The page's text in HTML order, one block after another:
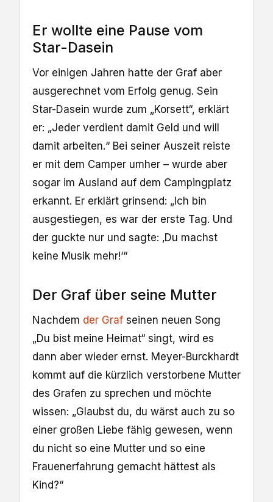
Er wollte eine Pause vom
Star-Dasein
Vor einigen Jahren hatte der Graf aber
ausgerechnet vom Erfolg genug. Sein
Star-Dasein wurde zum „Korsett“, erklärt
er: „Jeder verdient damit Geld und will
damit arbeiten.“ Bei seiner Auszeit reiste
er mit dem Camper umher – wurde aber
sogar im Ausland auf dem Campingplatz
erkannt. Er erklärt grinsend: „Ich bin
ausgestiegen, es war der erste Tag. Und
der guckte nur und sagte: ‚Du machst
keine Musik mehr!‘“
Der Graf über seine Mutter
Nachdem der Graf seinen neuen Song
„Du bist meine Heimat“ singt, wird es
dann aber wieder ernst. Meyer-Burckhardt
kommt auf die kürzlich verstorbene Mutter
des Grafen zu sprechen und möchte
wissen: „Glaubst du, du wärst auch zu so
einer großen Liebe fähig gewesen, wenn
du nicht so eine Mutter und so eine
Frauenerfahrung gemacht hättest als
Kind?“